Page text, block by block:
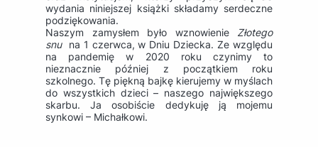
wydania niniejszej książki składamy serdeczne
podziękowania.
Naszym zamysłem było wznowienie Złotego
snuna 1 czerwca, w Dniu Dziecka. Ze względu
na pandemię w 2020 roku czynimy to
nieznacznie później z początkiem roku
szkolnego. Tę piękną bajkę kierujemy w myślach
do wszystkich dzieci – naszego największego
skarbu. Ja osobiście dedykuję ją mojemu
synkowi – Michałkowi.